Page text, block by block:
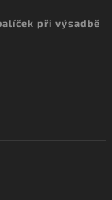
při výsadbě